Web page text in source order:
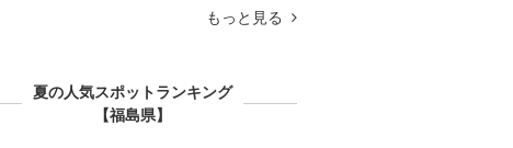
もっと見る
夏の人気スポットランキング
【福島県】